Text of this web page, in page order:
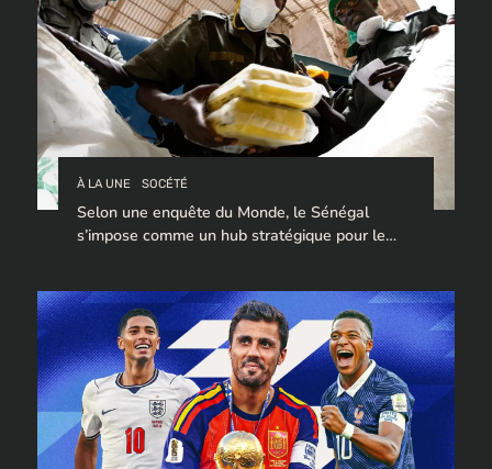
À LA UNE SOCÉTÉ
Selon une enquête du Monde, le Sénégal
s’impose comme un hub stratégique pour le